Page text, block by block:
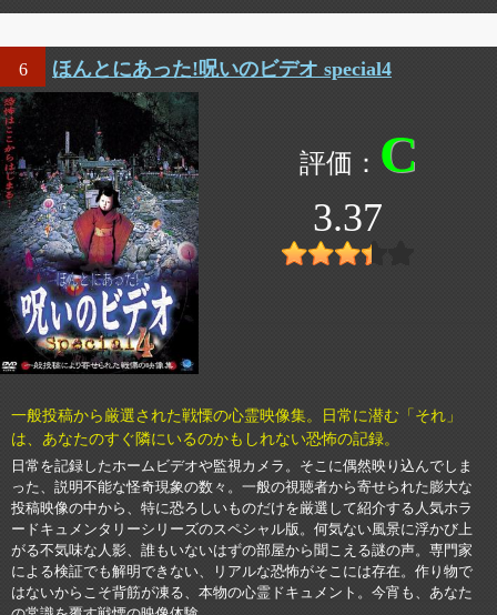
6 ほんとにあった!呪いのビデオ special4
C
3.37
一般投稿から厳選された戦慄の心霊映像集。日常に潜む「それ」
は、あなたのすぐ隣にいるのかもしれない恐怖の記録。
日常を記録したホームビデオや監視カメラ。そこに偶然映り込んでしま
った、説明不能な怪奇現象の数々。一般の視聴者から寄せられた膨大な
投稿映像の中から、特に恐ろしいものだけを厳選して紹介する人気ホラ
ードキュメンタリーシリーズのスペシャル版。何気ない風景に浮かび上
がる不気味な人影、誰もいないはずの部屋から聞こえる謎の声。専門家
による検証でも解明できない、リアルな恐怖がそこには存在。作り物で
はないからこそ背筋が凍る、本物の心霊ドキュメント。今宵も、あなた